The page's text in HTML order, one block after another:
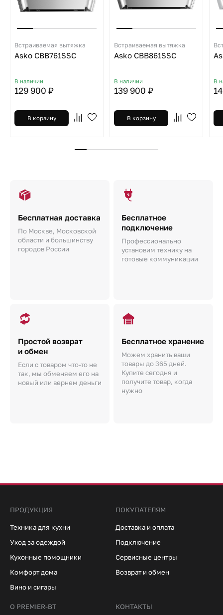
Встраиваемая вытяжка
Asko CBB761SSC
В наличии
129 900 ₽
В корзину
Встраиваемая вытяжка
Asko CBB861SSC
В наличии
139 900 ₽
В корзину
В
Бесплатная доставка
По Москве, Московской
области и большинству
городов России
Бесплатное
подключение
Профессионально
установим технику на
готовые коммуникации
Простой возврат
и обмен
Если с товаром что-то не
так, мы обменяем его на
новый или вернем деньги
Бесплатное хранение
Можем хранить ваши
товары до 365 дней.
Купите сегодня и
получите товар, когда
нужно
ПРОДУКЦИЯ
Техника для кухни
Уход за одеждой
Кухонные помощники
Комфорт дома
Вино и сигары
ПОКУПАТЕЛЯМ
Доставка и оплата
Подключение
Сервисные центры
Возврат и обмен
О PREMIER-BT КОНТАКТЫ